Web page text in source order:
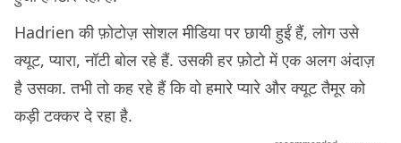
Hadrien की फ़ोटोज़ सोशल मीडिया पर छायी हुईं हैं, लोग उसे
क्यूट, प्यारा, नॉटी बोल रहे हैं. उसकी हर फ़ोटो में एक अलग अंदाज़
है उसका. तभी तो कह रहे हैं कि वो हमारे प्यारे और क्यूट तैमूर को
कड़ी टक्कर दे रहा है.